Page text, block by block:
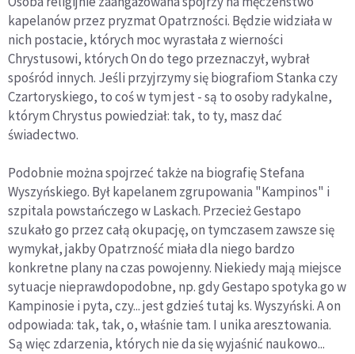
kapelanów przez pryzmat Opatrzności. Będzie widziała w
nich postacie, których moc wyrastała z wierności
Chrystusowi, których On do tego przeznaczył, wybrał
spośród innych. Jeśli przyjrzymy się biografiom Stanka czy
Czartoryskiego, to coś w tym jest - są to osoby radykalne,
którym Chrystus powiedział: tak, to ty, masz dać
świadectwo.
Podobnie można spojrzeć także na biografię Stefana
Wyszyńskiego. Był kapelanem zgrupowania "Kampinos" i
szpitala powstańczego w Laskach. Przecież Gestapo
szukało go przez całą okupację, on tymczasem zawsze się
wymykał, jakby Opatrzność miała dla niego bardzo
konkretne plany na czas powojenny. Niekiedy mają miejsce
sytuacje nieprawdopodobne, np. gdy Gestapo spotyka go w
Kampinosie i pyta, czy... jest gdzieś tutaj ks. Wyszyński. A on
odpowiada: tak, tak, o, właśnie tam. I unika aresztowania.
Są więc zdarzenia, których nie da się wyjaśnić naukowo...